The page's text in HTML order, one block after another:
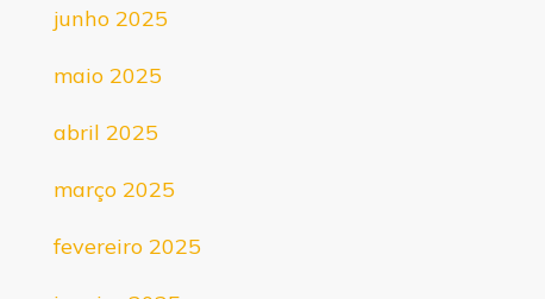
junho 2025
maio 2025
abril 2025
março 2025
fevereiro 2025